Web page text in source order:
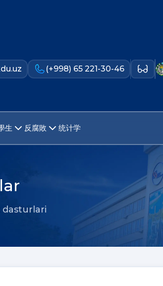
(+998) 65 221-30-46
生 反腐敗 统计学
dasturlari